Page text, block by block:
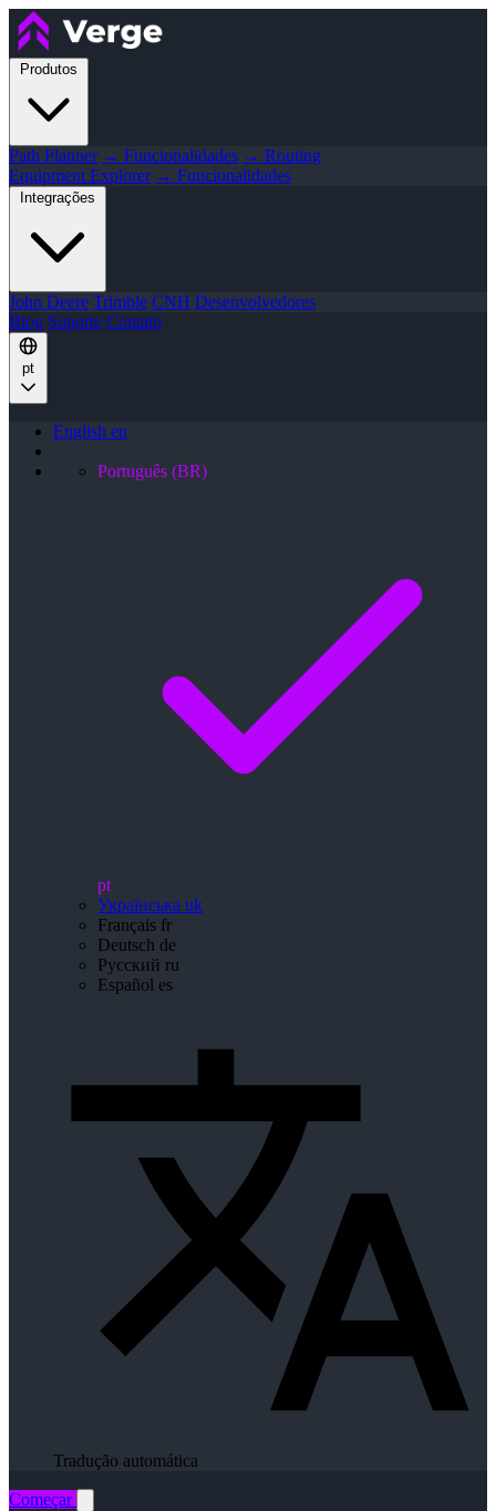
Produtos
Path Planner → Funcionalidades → Routing
Equipment Explorer → Funcionalidades
Integrações
John Deere Trimble CNH Desenvolvedores
Blog Suporte Contato
pt
English en
Português (BR)
pt
Українська uk
Français fr
Deutsch de
Русский ru
Español es
Tradução automática
Começar